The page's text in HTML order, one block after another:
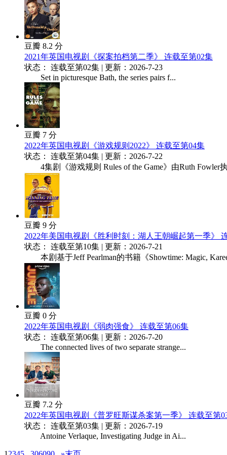
豆瓣 8.2 分
2021年英国电视剧《探案拍档第二季》 连载至第02集
状态： 连载至第02集 | 更新：2026-7-23
Set in picturesque Bath, the series pairs f...
豆瓣 7 分
2022年英国电视剧《游戏规则2022》 连载至第04集
状态： 连载至第04集 | 更新：2026-7-22
4集剧《游戏规则 Rules of the Game》由Ruth Fowler
豆瓣 9 分
2022年美国电视剧《胜利时刻：湖人王朝崛起第一季》
状态： 连载至第10集 | 更新：2026-7-21
本剧基于Jeff Pearlman的书籍《Showtime: Magic,
豆瓣 0 分
2022年英国电视剧《弱肉强食》 连载至第06集
状态： 连载至第06集 | 更新：2026-7-20
The connected lives of two separate strange...
豆瓣 7.2 分
2022年英国电视剧《普罗旺斯谋杀案第一季》 连载至第
状态： 连载至第03集 | 更新：2026-7-19
Antoine Verlaque, Investigating Judge in Ai...